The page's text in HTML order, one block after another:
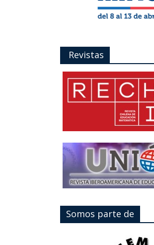
Revistas
Somos parte de